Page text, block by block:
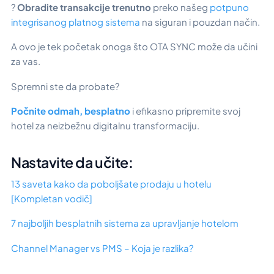
?Obradite transakcije trenutno preko našeg potpuno
integrisanog platnog sistema na siguran i pouzdan način.
A ovo je tek početak onoga što OTA SYNC može da učini
za vas.
Spremni ste da probate?
Počnite odmah, besplatno i efikasno pripremite svoj
hotel za neizbežnu digitalnu transformaciju.
Nastavite da učite:
13 saveta kako da poboljšate prodaju u hotelu
[Kompletan vodič]
7 najboljih besplatnih sistema za upravljanje hotelom
Channel Manager vs PMS – Koja je razlika?